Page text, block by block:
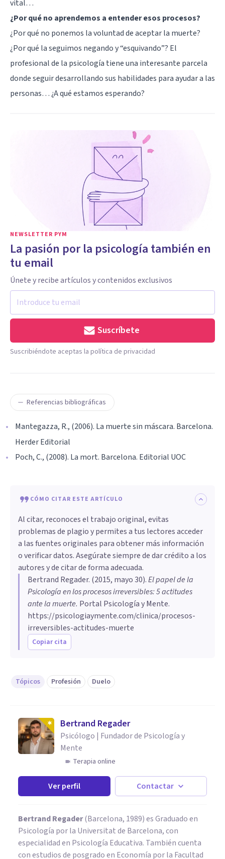
vital…
¿Por qué no aprendemos a entender esos procesos?
¿Por qué no ponemos la voluntad de aceptar la muerte?
¿Por qué la seguimos negando y “esquivando”? El
profesional de la psicología tiene una interesante parcela
donde seguir desarrollando sus habilidades para ayudar a las
personas… ¿A qué estamos esperando?
NEWSLETTER PYM
La pasión por la psicología también en
tu email
Únete y recibe artículos y contenidos exclusivos
Suscríbete
Suscribiéndote aceptas la política de privacidad
Referencias bibliográficas
Mantegazza, R., (2006). La muerte sin máscara. Barcelona.
Herder Editorial
Poch, C., (2008). La mort. Barcelona. Editorial UOC
CÓMO CITAR ESTE ARTÍCULO
Al citar, reconoces el trabajo original, evitas
problemas de plagio y permites a tus lectores acceder
a las fuentes originales para obtener más información
o verificar datos. Asegúrate siempre de dar crédito a los
autores y de citar de forma adecuada.
Bertrand Regader. (2015, mayo 30).El papel de la
Psicología en los procesos irreversibles: 5 actitudes
ante la muerte. Portal Psicología y Mente.
https://psicologiaymente.com/clinica/procesos-
irreversibles-actitudes-muerte
Copiar cita
Tópicos Profesión Duelo
Bertrand Regader
Psicólogo | Fundador de Psicología y
Mente
Terapia online
Ver perfil Contactar
Bertrand Regader(Barcelona, 1989) es Graduado en
Psicología por la Universitat de Barcelona, con
especialidad en Psicología Educativa. También cuenta
con estudios de posgrado en Economía por la Facultad